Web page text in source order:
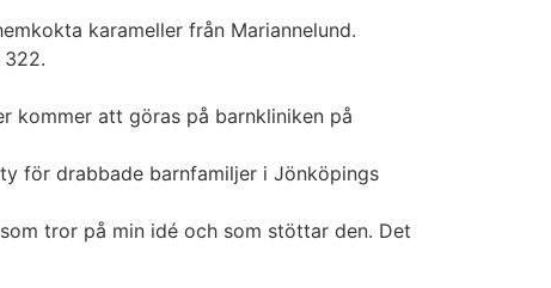
karameller från Mariannelund.
kommer att göras på barnkliniken på
för drabbade barnfamiljer i Jönköpings
tror på min idé och som stöttar den. Det